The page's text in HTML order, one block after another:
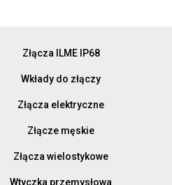
Złącza ILME IP68
Wkłady do złączy
Złącza elektryczne
Złącze męskie
Złącza wielostykowe
Wtyczka przemysłowa